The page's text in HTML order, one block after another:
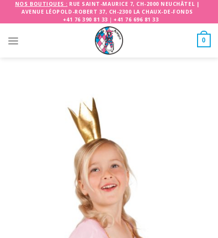
NOS BOUTIQUES : RUE SAINT-MAURICE 7, CH-2000 NEUCHÂTEL |
AVENUE LÉOPOLD-ROBERT 37, CH-2300 LA CHAUX-DE-FONDS
+41 76 390 81 33 | +41 76 696 81 33
0